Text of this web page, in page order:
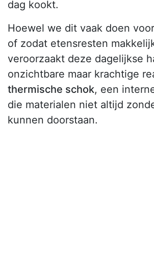
dag kookt.
Hoewel we dit vaak doen
of zodat etensresten
veroorzaakt deze dagelijkse
onzichtbare maar krachtige
thermische schok, een
die materialen niet altijd
kunnen doorstaan.